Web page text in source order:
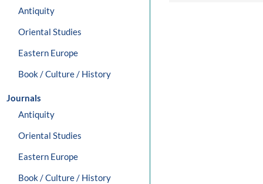
Antiquity
Oriental Studies
Eastern Europe
Book / Culture / History
Journals
Antiquity
Oriental Studies
Eastern Europe
Book / Culture / History